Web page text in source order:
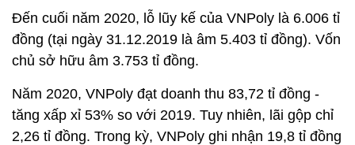
Đến cuối năm 2020, lỗ lũy kế của VNPoly là 6.006 tỉ
đồng (tại ngày 31.12.2019 là âm 5.403 tỉ đồng). Vốn
chủ sở hữu âm 3.753 tỉ đồng.
Năm 2020, VNPoly đạt doanh thu 83,72 tỉ đồng -
tăng xấp xỉ 53% so với 2019. Tuy nhiên, lãi gộp chỉ
2,26 tỉ đồng. Trong kỳ, VNPoly ghi nhận 19,8 tỉ đồng